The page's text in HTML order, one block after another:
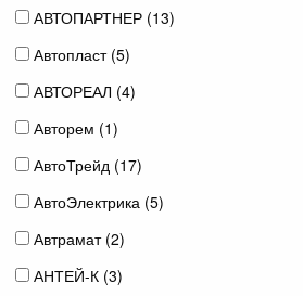
АВТОПАРТНЕР (13)
Автопласт (5)
АВТОРЕАЛ (4)
Авторем (1)
АвтоТрейд (17)
АвтоЭлектрика (5)
Автрамат (2)
АНТЕЙ-К (3)